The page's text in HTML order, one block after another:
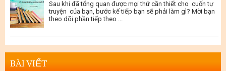
Sau khi đã tổng quan được mọi thứ cần thiết cho cuốn tự
truyện của bạn, bước kế tiếp bạn sẽ phải làm gì? Mời bạn
theo dõi phần tiếp theo ...
BÀI VIẾT